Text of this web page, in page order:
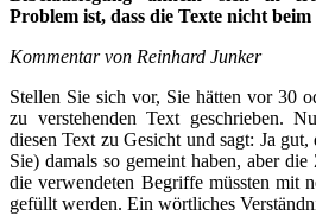
Problem ist, dass die Texte nicht
Kommentar von Reinhard Junker
Stellen Sie sich vor, Sie hätten vor 30
zu verstehenden Text geschrieben.
diesen Text zu Gesicht und sagt: Ja
Sie) damals so gemeint haben, aber
die verwendeten Begriffe müssten mit
gefüllt werden. Ein wörtliches